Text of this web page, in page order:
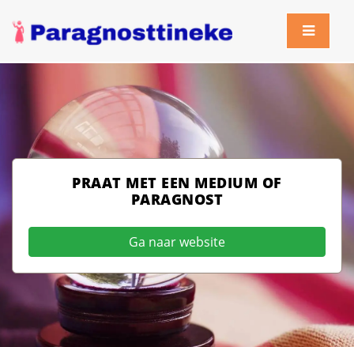
PRAAT MET EEN MEDIUM OF
PARAGNOST
Ga naar website